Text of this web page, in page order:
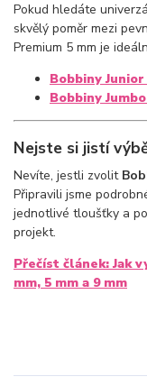
Pokud hledáte
skvělý poměr mezi
Premium 5 mm je
Bobbiny Junior
Bobbiny
Nejste si jistí
Nevíte, jestli zvolit
Připravili jsme
jednotlivé tloušťky a
projekt.
Přečíst článek: Jak
mm, 5 mm a 9 mm